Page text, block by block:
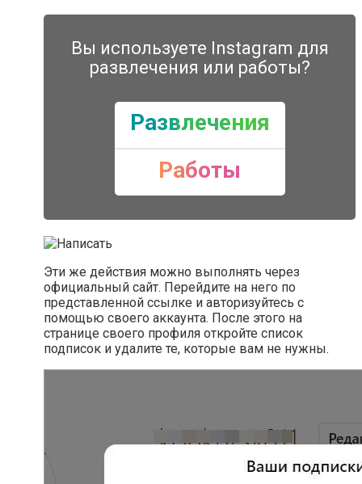
Вы используете Instagram для
развлечения или работы?
Развлечения
Работы
Эти же действия можно выполнять через
официальный сайт. Перейдите на него по
представленной ссылке и авторизуйтесь с
помощью своего аккаунта. После этого на
странице своего профиля откройте список
подписок и удалите те, которые вам не нужны.